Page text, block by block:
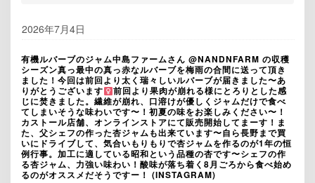
2026年7月4日
有機ルバーブのジャム中島ファームさん @NANDNFARM の収穫
シーズン真っ最中の真っ赤なルバーブを梅雨の合間に送って頂き
ました！今回は前回より太く瑞々しいルバーブが届きました〜あ
りがとうございます‍
前回より果肉が崩れる様にとろりとした感
じに焚きました。繊維が崩れ、口溶けが優しくジャムだけで食べ
てしまいそうな味わいです〜！初夏の味をお楽しみください〜！
カストール店舗、オンラインストアにて販売開始してまーす！ま
た、父シェフの作った杏ジャムも出来ています〜自ら長野まで買
いにドライブして、気合いもりもりで杏ジャムを作るのが1年の恒
例行事。加工に適している昭和という品種の杏です〜シェフの作
る杏ジャム、力強い味わい！酸味が落ち着く8月ごろから食べ始め
るのがオススメだそうですー！ (INSTAGRAM)